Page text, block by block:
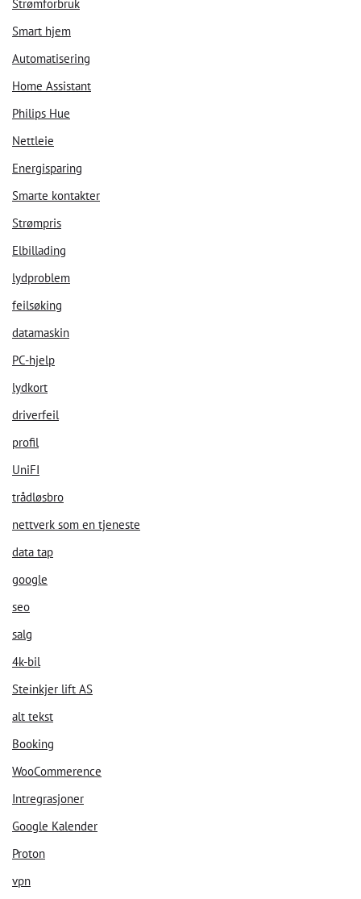
Strømforbruk
Smart hjem
Automatisering
Home Assistant
Philips Hue
Nettleie
Energisparing
Smarte kontakter
Strømpris
Elbillading
lydproblem
feilsøking
datamaskin
PC-hjelp
lydkort
driverfeil
profil
UniFI
trådløsbro
nettverk som en tjeneste
data tap
google
seo
salg
4k-bil
Steinkjer lift AS
alt tekst
Booking
WooCommerence
Intregrasjoner
Google Kalender
Proton
vpn
La oss starte. Oppgi din epost for å starte å chatte med oss.